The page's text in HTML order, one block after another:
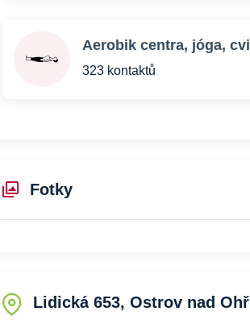
Aerobik centra, jóga,
323 kontaktů
Fotky
Lidická 653, Ostrov nad